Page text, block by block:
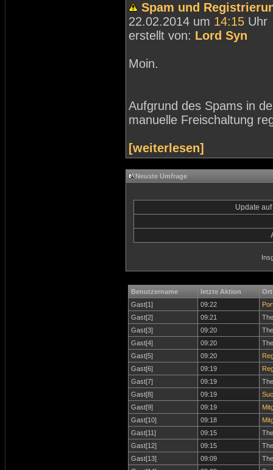
Spam und
22.02.2014 um 14:15 Uhr
erstellt von: Lord Syn
Moin.
Aufgrund des Spams in
manuelle Freischaltung
[weiterlesen]
Neuste Umfrage
Update
Benutzername letzte Aktion
Ort
Gast[1]
09:22
Gast[2]
09:21
Gast[3]
09:20
Gast[4]
09:20
Gast[5]
09:20
Gast[6]
09:19
Gast[7]
09:19
Gast[8]
09:19
Gast[9]
09:19
Gast[10]
09:18
Gast[11]
09:15
Gast[12]
09:15
Gast[13]
09:09